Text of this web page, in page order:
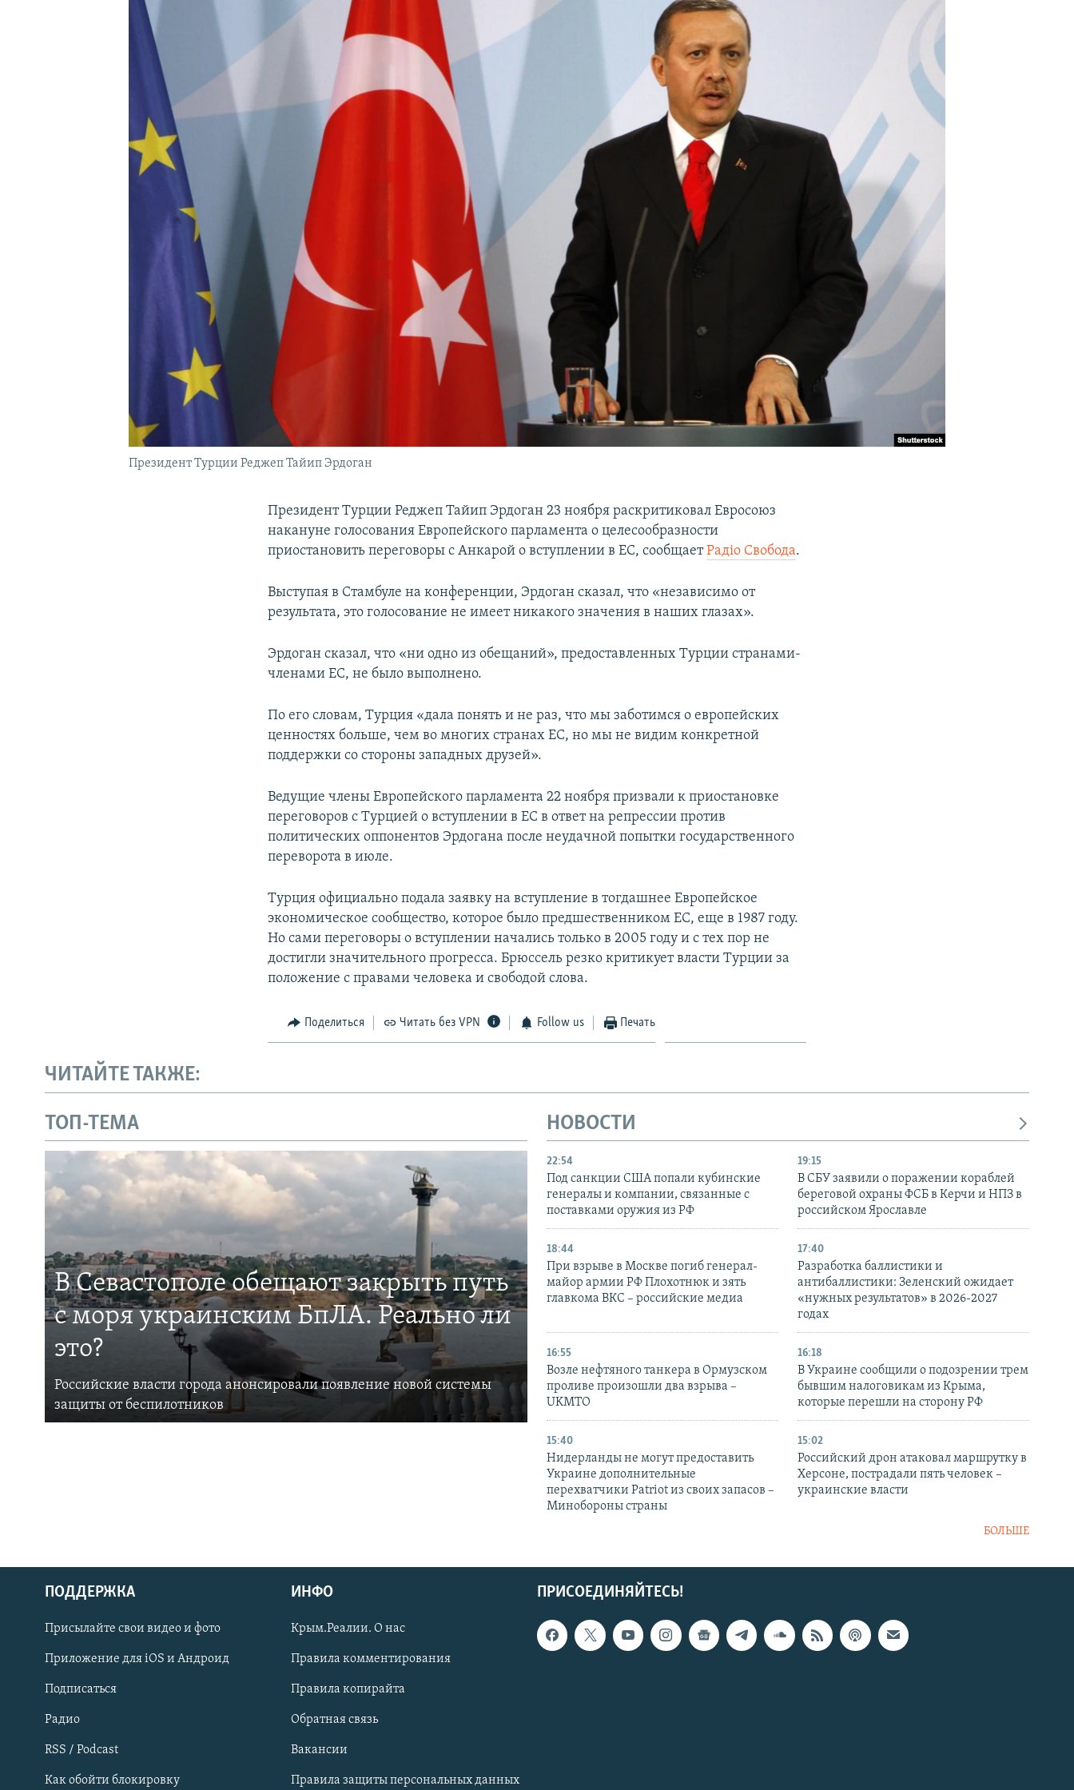
УКРАИНСКАЯ ПРОБЛЕМА КРЫМА
Українською
Qırımtatar
ПРИСОЕДИНЯЙТЕСЬ!
Президент Турции Реджеп Тайип Эрдоган
Президент Турции Реджеп Тайип Эрдоган 23 ноября раскритиковал Евросоюз
накануне голосования Европейского парламента о целесообразности
приостановить переговоры с Анкарой о вступлении в ЕС, сообщаетРадіо Свобода.
Выступая в Стамбуле на конференции, Эрдоган сказал, что «независимо от
результата, это голосование не имеет никакого значения в наших глазах».
Эрдоган сказал, что «ни одно из обещаний», предоставленных Турции странами-
членами ЕС, не было выполнено.
По его словам, Турция «дала понять и не раз, что мы заботимся о европейских
ценностях больше, чем во многих странах ЕС, но мы не видим конкретной
поддержки со стороны западных друзей».
Ведущие члены Европейского парламента 22 ноября призвали к приостановке
переговоров с Турцией о вступлении в ЕС в ответ на репрессии против
политических оппонентов Эрдогана после неудачной попытки государственного
переворота в июле.
Турция официально подала заявку на вступление в тогдашнее Европейское
экономическое сообщество, которое было предшественником ЕС, еще в 1987 году.
Но сами переговоры о вступлении начались только в 2005 году и с тех пор не
достигли значительного прогресса. Брюссель резко критикует власти Турции за
положение с правами человека и свободой слова.
Поделиться Читать без VPN Follow us Печать
ЧИТАЙТЕ ТАКЖЕ:
ТОП-ТЕМА
В Севастополе обещают закрыть путь
с моря украинским БпЛА. Реально ли
это?
Российские власти города анонсировали появление новой системы
защиты от беспилотников
НОВОСТИ
22:54
Под санкции США попали кубинские
генералы и компании, связанные с
поставками оружия из РФ
19:15
В СБУ заявили о поражении кораблей
береговой охраны ФСБ в Керчи и НПЗ в
российском Ярославле
18:44
При взрыве в Москве погиб генерал-
майор армии РФ Плохотнюк и зять
главкома ВКС – российские медиа
17:40
Разработка баллистики и
антибаллистики: Зеленский ожидает
«нужных результатов» в 2026-2027
годах
16:55
Возле нефтяного танкера в Ормузском
проливе произошли два взрыва –
UKMTO
16:18
В Украине сообщили о подозрении трем
бывшим налоговикам из Крыма,
которые перешли на сторону РФ
15:40
Нидерланды не могут предоставить
Украине дополнительные
перехватчики Patriot из своих запасов –
Минобороны страны
15:02
Российский дрон атаковал маршрутку в
Херсоне, пострадали пять человек –
украинские власти
БОЛЬШЕ
ПРИСОЕДИНЯЙТЕСЬ!
ПОДДЕРЖКА
Присылайте свои видео и фото
Приложение для iOS и Андроид
Подписаться
Радио
RSS / Podcast
Как обойти блокировку
ИНФО
Крым.Реалии. О нас
Правила комментирования
Правила копирайта
Обратная связь
Вакансии
Правила защиты персональных данных